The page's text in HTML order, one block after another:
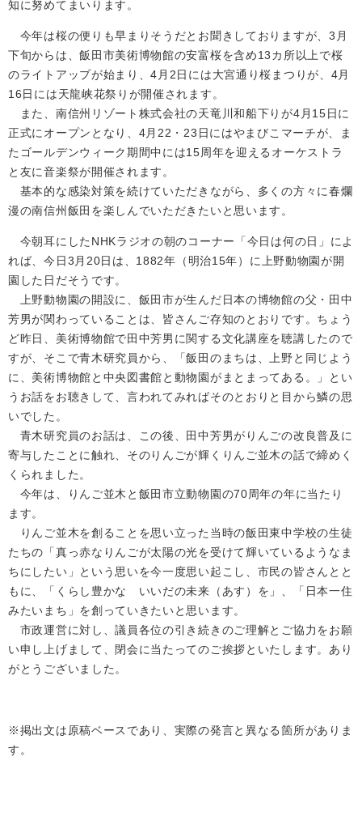
知に努めてまいります。
今年は桜の便りも早まりそうだとお聞きしておりますが、3月
下旬からは、飯田市美術博物館の安富桜を含め13カ所以上で桜
のライトアップが始まり、4月2日には大宮通り桜まつりが、4月
16日には天龍峡花祭りが開催されます。
また、南信州リゾート株式会社の天竜川和船下りが4月15日に
正式にオープンとなり、4月22・23日にはやまびこマーチが、ま
たゴールデンウィーク期間中には15周年を迎えるオーケストラ
と友に音楽祭が開催されます。
基本的な感染対策を続けていただきながら、多くの方々に春爛
漫の南信州飯田を楽しんでいただきたいと思います。
今朝耳にしたNHKラジオの朝のコーナー「今日は何の日」によ
れば、今日3月20日は、1882年（明治15年）に上野動物園が開
園した日だそうです。
上野動物園の開設に、飯田市が生んだ日本の博物館の父・田中
芳男が関わっていることは、皆さんご存知のとおりです。ちょう
ど昨日、美術博物館で田中芳男に関する文化講座を聴講したので
すが、そこで青木研究員から、「飯田のまちは、上野と同じよう
に、美術博物館と中央図書館と動物園がまとまってある。」とい
うお話をお聴きして、言われてみればそのとおりと目から鱗の思
いでした。
青木研究員のお話は、この後、田中芳男がりんごの改良普及に
寄与したことに触れ、そのりんごが輝くりんご並木の話で締めく
くられました。
今年は、りんご並木と飯田市立動物園の70周年の年に当たり
ます。
りんご並木を創ることを思い立った当時の飯田東中学校の生徒
たちの「真っ赤なりんごが太陽の光を受けて輝いているようなま
ちにしたい」という思いを今一度思い起こし、市民の皆さんとと
もに、「くらし豊かな いいだの未来（あす）を」、「日本一住
みたいまち」を創っていきたいと思います。
市政運営に対し、議員各位の引き続きのご理解とご協力をお願
い申し上げまして、閉会に当たってのご挨拶といたします。あり
がとうございました。
※掲出文は原稿ベースであり、実際の発言と異なる箇所がありま
す。